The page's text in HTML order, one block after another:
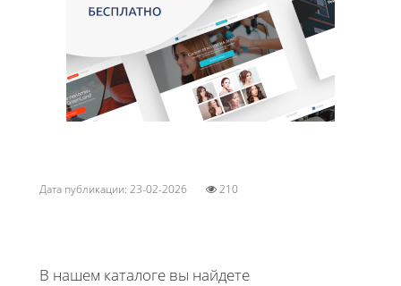
Дата публикации: 23-02-2026 210
В нашем каталоге вы найдете